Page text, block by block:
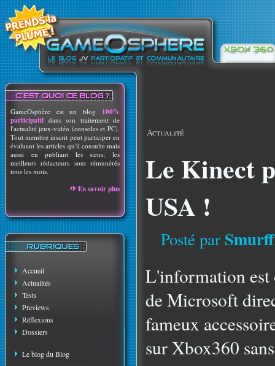
GameOsphère est un blog 100%
participatif dans son traitement de
l'actualité jeux-vidéo (consoles et PC).
Tout membre inscrit peut participer en
évaluant les articles qu'il consulte mais
aussi en publiant les siens; les
meilleurs rédacteurs sont rémunérés
tous les mois.
En savoir plus
Accueil
Actualités
Tests
Previews
Réflexions
Dossiers
Le blog du Blog
Actualité
Le Kinect
USA !
Posté par Smurff
L'information est
de Microsoft
fameux
sur Xbox360